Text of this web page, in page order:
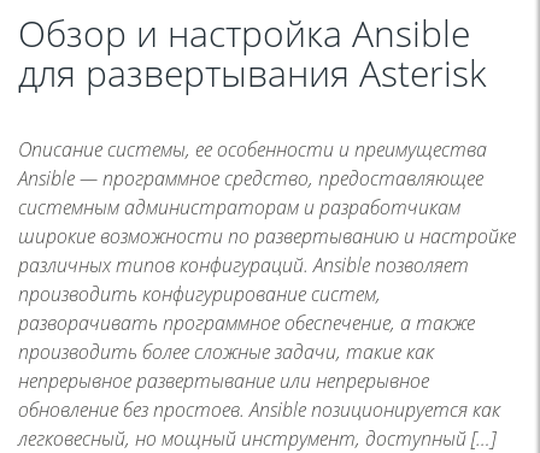
Обзор и настройка Ansible
для развертывания Asterisk
Описание системы, ее особенности и преимущества
Ansible — программное средство, предоставляющее
системным администраторам и разработчикам
широкие возможности по развертыванию и настройке
различных типов конфигураций. Ansible позволяет
производить конфигурирование систем,
разворачивать программное обеспечение, а также
производить более сложные задачи, такие как
непрерывное развертывание или непрерывное
обновление без простоев. Ansible позиционируется как
легковесный, но мощный инструмент, доступный […]